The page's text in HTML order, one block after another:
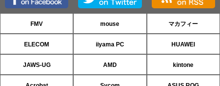
FMV mouse マカフィー
ELECOM iiyama PC HUAWEI
JAWS-UG AMD kintone